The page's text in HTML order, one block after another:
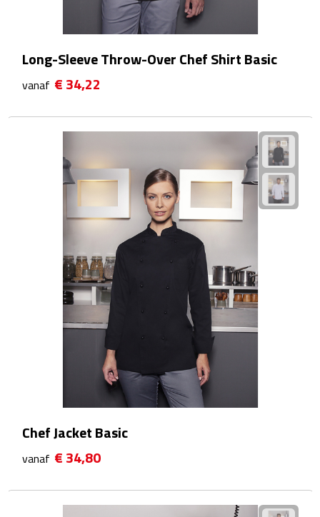
Bagageweegschalen
Bagageriemen
Bagagelabels
Reiskussens
Paspoorthouders
Auto Accessoires
Auto luchtverfrissers
Auto organizers
Auto telefoonhouders
Long-Sleeve Throw-Over Chef Shirt Basic
vanaf € 34,22
Chef Jacket Basic
vanaf € 34,80